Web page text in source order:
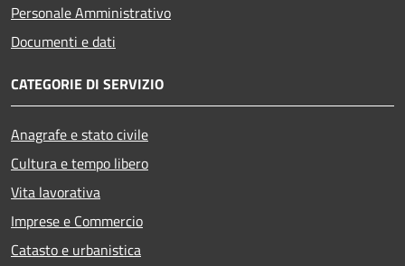
Personale Amministrativo
Documenti e dati
CATEGORIE DI SERVIZIO
Anagrafe e stato civile
Cultura e tempo libero
Vita lavorativa
Imprese e Commercio
Catasto e urbanistica